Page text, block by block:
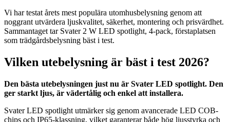
Vi har testat årets mest populära utomhusbelysning genom att
noggrant utvärdera ljuskvalitet, säkerhet, montering och prisvärdhet.
Sammantaget tar Svater 2 W LED spotlight, 4-pack, förstaplatsen
som trädgårdsbelysning bäst i test.
Vilken utebelysning är bäst i test 2026?
Den bästa utebelysningen just nu är Svater LED spotlight. Den
ger starkt ljus, är vädertålig och enkel att installera.
Svater LED spotlight utmärker sig genom avancerade LED COB-
chips och IP65-klassning, vilket garanterar både hög ljusstyrka och